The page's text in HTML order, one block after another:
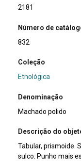
2181
Número de
832
Coleção
Etnológica
Denominação
Machado polido
Descrição do
Tabular, prismoide.
sulco. Punho mais